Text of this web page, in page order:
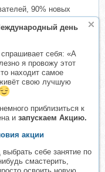
день
спрашивает себя: «А
я провожу этот
находит самое
свою лучшую
приблизиться к
и запускаем Акцию.
акции
себе занятие по
смастерить,
90% новых
280 часов лекций.
(Павел Бильский)